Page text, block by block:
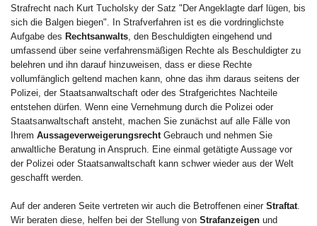
Strafrecht nach Kurt Tucholsky der Satz "Der Angeklagte darf lügen, bis
sich die Balgen biegen". In Strafverfahren ist es die vordringlichste
Aufgabe des Rechtsanwalts , den Beschuldigten eingehend und
umfassend über seine verfahrensmäßigen Rechte als Beschuldigter zu
belehren und ihn darauf hinzuweisen, dass er diese Rechte
vollumfänglich geltend machen kann, ohne das ihm daraus seitens der
Polizei, der Staatsanwaltschaft oder des Strafgerichtes Nachteile
entstehen dürfen. Wenn eine Vernehmung durch die Polizei oder
Staatsanwaltschaft ansteht, machen Sie zunächst auf alle Fälle von
Ihrem Aussageverweigerungsrecht Gebrauch und nehmen Sie
anwaltliche Beratung in Anspruch. Eine einmal getätigte Aussage vor
der Polizei oder Staatsanwaltschaft kann schwer wieder aus der Welt
geschafft werden.
Auf der anderen Seite vertreten wir auch die Betroffenen einer Straftat
Wir beraten diese, helfen bei der Stellung von Strafanzeigen und